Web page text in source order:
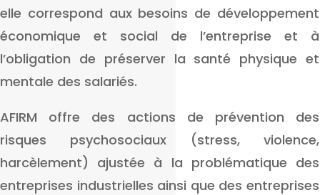
elle correspond aux besoins de développement
économique et social de l’entreprise et à
l’obligation de préserver la santé physique et
mentale des salariés.
AFIRM offre des actions de prévention des
risques psychosociaux (stress, violence,
harcèlement) ajustée à la problématique des
entreprises industrielles ainsi que des entreprises